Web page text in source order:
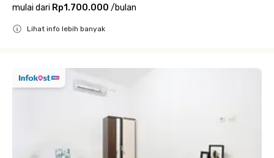
mulai dari Rp1.700.000 /bulan
Lihat info lebih banyak